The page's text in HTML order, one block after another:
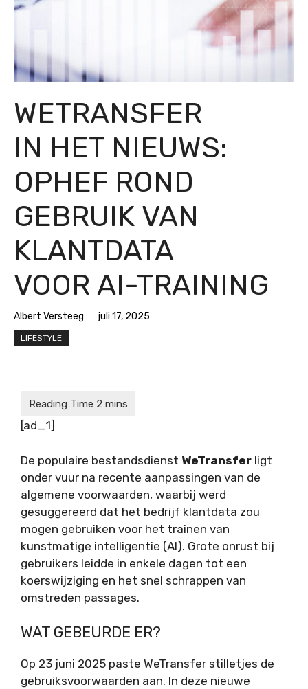
WETRANSFER
IN HET NIEUWS:
OPHEF ROND
GEBRUIK VAN
KLANTDATA
VOOR AI-TRAINING
Albert Versteeg juli 17, 2025
LIFESTYLE
[ad_1]
De populaire bestandsdienst WeTransfer ligt
onder vuur na recente aanpassingen van de
algemene voorwaarden, waarbij werd
gesuggereerd dat het bedrijf klantdata zou
mogen gebruiken voor het trainen van
kunstmatige intelligentie (AI). Grote onrust bij
gebruikers leidde in enkele dagen tot een
koerswijziging en het snel schrappen van
omstreden passages.
WAT GEBEURDE ER?
Op 23 juni 2025 paste WeTransfer stilletjes de
gebruiksvoorwaarden aan. In deze nieuwe